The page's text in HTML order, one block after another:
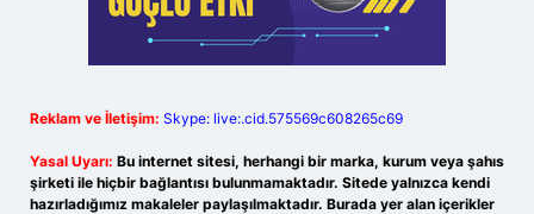
Reklam ve İletişim: Skype: live:.cid.575569c608265c69
Yasal Uyarı: Bu internet sitesi, herhangi bir marka, kurum veya şahıs
şirketi ile hiçbir bağlantısı bulunmamaktadır. Sitede yalnızca kendi
hazırladığımız makaleler paylaşılmaktadır. Burada yer alan içerikler